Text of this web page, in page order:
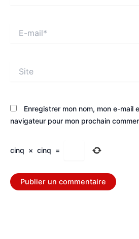
mail*
Enregistrer mon nom, mon e-mail
navigateur pour mon prochain
cinq × cinq =